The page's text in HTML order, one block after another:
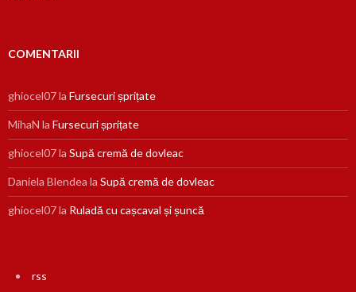
COMENTARII
ghiocel07la Fursecuri șprițate
MihaN la Fursecuri șprițate
ghiocel07la Supă cremă de dovleac
Daniela Blendea la Supă cremă de dovleac
ghiocel07la Ruladă cu cașcaval și șuncă
rss